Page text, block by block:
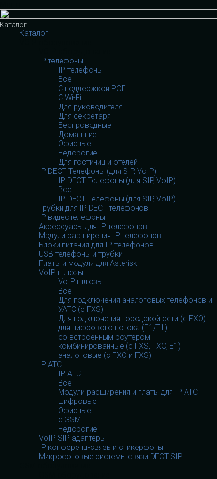
Каталог
Каталог
IP телефоны
IP телефоны
Все
С поддержкой POE
C Wi-Fi
Для руководителя
Для секретаря
Беспроводные
Домашние
Офисные
Недорогие
Для гостиниц и отелей
IP DECT Телефоны (для SIP, VoIP)
IP DECT Телефоны (для SIP, VoIP)
Все
IP DECT Телефоны (для SIP, VoIP)
Трубки для IP DECT телефонов
IP видеотелефоны
Аксессуары для IP телефонов
Модули расширения IP телефонов
Блоки питания для IP телефонов
USB телефоны и трубки
Платы и модули для Asterisk
VoIP шлюзы
VoIP шлюзы
Все
Для подключения аналоговых телефонов и
УАТС (с FXS)
Для подключения городской сети (с FXO)
для цифрового потока (E1/T1)
со встроенным роутером
комбинированные (c FXS, FXO, E1)
аналоговые (с FXO и FXS)
IP АТС
IP АТС
Все
Модули расширения и платы для IP АТС
Цифровые
Офисные
с GSM
Недорогие
VoIP SIP адаптеры
IP конференц-связь и спикерфоны
Микросотовые системы связи DECT SIP